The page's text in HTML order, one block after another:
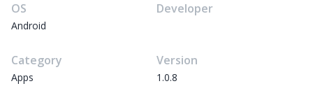
OS
Android
Developer
Category
Apps
Version
1.0.8